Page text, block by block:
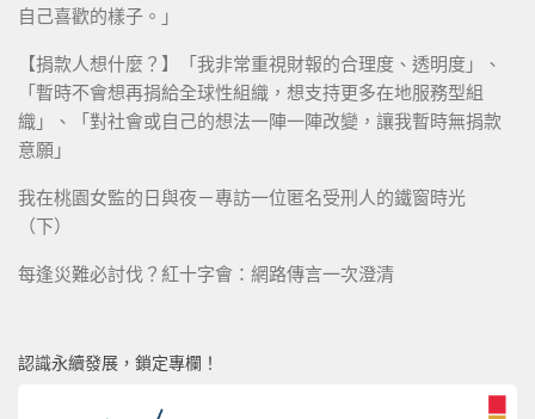
自己喜歡的樣子。」
【捐款人想什麼？】「我非常重視財報的合理度、透明度」、
「暫時不會想再捐給全球性組織，想支持更多在地服務型組
織」、「對社會或自己的想法一陣一陣改變，讓我暫時無捐款
意願」
我在桃園女監的日與夜－專訪一位匿名受刑人的鐵窗時光
（下）
每逢災難必討伐？紅十字會：網路傳言一次澄清
認識永續發展，鎖定專欄！